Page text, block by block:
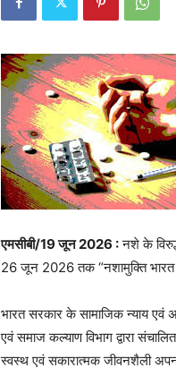
एमसीबी/19 जून 2026 :नशे के
26 जून 2026 तक “नशामुक्ति भारत
भारत सरकार के सामाजिक न्याय एवं
एवं समाज कल्याण विभाग द्वारा
स्वस्थ एवं सकारात्मक जीवनशैली